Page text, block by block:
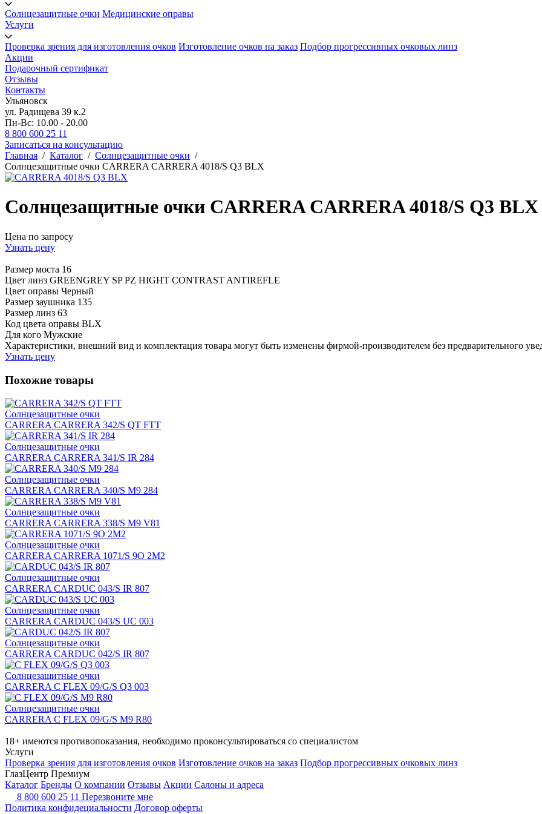
Солнцезащитные очки Медицинские оправы
Услуги
Проверка зрения для изготовления очков Изготовление очков на заказ Подбор прогрессивных очковых линз
Акции
Подарочный сертификат
Отзывы
Контакты
Ульяновск
ул. Радищева 39 к.2
Пн-Вс: 10.00 - 20.00
8 800 600 25 11
Записаться на консультацию
Главная / Каталог / Солнцезащитные очки /
Солнцезащитные очки CARRERA CARRERA 4018/S Q3 BLX
Солнцезащитные очки CARRERA CARRERA 4018/S Q3 BLX
Цена по запросу
Узнать цену
Размер моста 16
Цвет линз GREENGREY SP PZ HIGHT CONTRAST ANTIREFLE
Цвет оправы Черный
Размер заушника 135
Размер линз 63
Код цвета оправы BLX
Для кого Мужские
Характеристики, внешний вид и комплектация товара могут быть изменены фирмой-производителем без предварительного
Узнать цену
Похожие товары
Солнцезащитные очки
CARRERA CARRERA 342/S QT FTT
Солнцезащитные очки
CARRERA CARRERA 341/S IR 284
Солнцезащитные очки
CARRERA CARRERA 340/S M9 284
Солнцезащитные очки
CARRERA CARRERA 338/S M9 V81
Солнцезащитные очки
CARRERA CARRERA 1071/S 9O 2M2
Солнцезащитные очки
CARRERA CARDUC 043/S IR 807
Солнцезащитные очки
CARRERA CARDUC 043/S UC 003
Солнцезащитные очки
CARRERA CARDUC 042/S IR 807
Солнцезащитные очки
CARRERA C FLEX 09/G/S Q3 003
Солнцезащитные очки
CARRERA C FLEX 09/G/S M9 R80
18+ имеются противопоказания, необходимо проконсультироваться со специалистом
Услуги
Проверка зрения для изготовления очков Изготовление очков на заказ Подбор прогрессивных очковых линз
ГлазЦентр Премиум
Каталог Бренды О компании Отзывы Акции Салоны и адреса
8 800 600 25 11 Перезвоните мне
Политика конфидециальности Договор оферты